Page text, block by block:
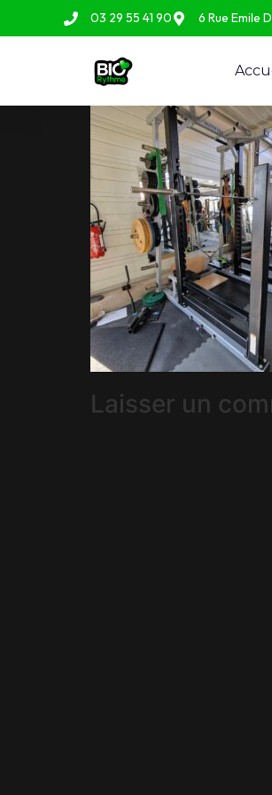
03 29 55 41 90 6 Rue Emile
Laisser un